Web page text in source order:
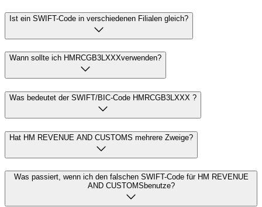
Ist ein SWIFT-Code in verschiedenen Filialen gleich?
Wann sollte ich HMRCGB3LXXXverwenden?
Was bedeutet der SWIFT/BIC-Code HMRCGB3LXXX ?
Hat HM REVENUE AND CUSTOMS mehrere Zweige?
Was passiert, wenn ich den falschen SWIFT-Code für HM REVENUE
AND CUSTOMSbenutze?